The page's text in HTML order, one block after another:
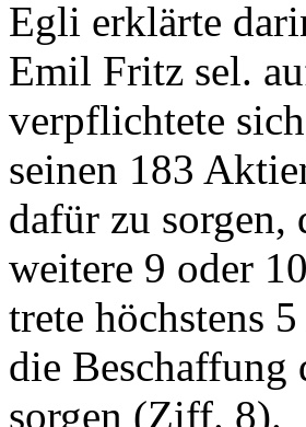
Egli erklärte
Emil Fritz sel.
verpflichtete
seinen 183
dafür zu sorgen,
weitere 9 oder
trete höchstens
die Beschaffung
sorgen (Ziff. 8).